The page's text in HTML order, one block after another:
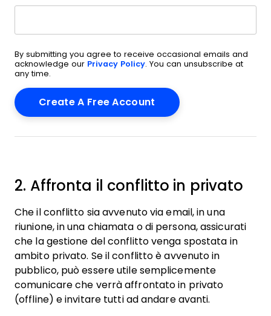
By submitting you agree to receive occasional emails and
acknowledge our Privacy Policy. You can unsubscribe at
any time.
2. Affronta il conflitto in privato
Che il conflitto sia avvenuto via email, in una
riunione, in una chiamata o di persona, assicurati
che la gestione del conflitto venga spostata in
ambito privato. Se il conflitto è avvenuto in
pubblico, può essere utile semplicemente
comunicare che verrà affrontato in privato
(offline) e invitare tutti ad andare avanti.